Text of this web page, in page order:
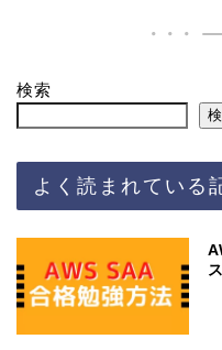
検索
よく読まれている